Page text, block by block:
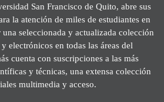
San Francisco de Quito, abre sus
la atención de miles de estudiantes en
seleccionada y actualizada colección
electrónicos en todas las áreas del
cuenta con suscripciones a las más
y técnicas, una extensa colección
multimedia y acceso.